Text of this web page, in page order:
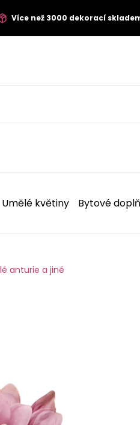
Více než 3000 dekorací
Umělé květiny Bytové
anturie a jiné